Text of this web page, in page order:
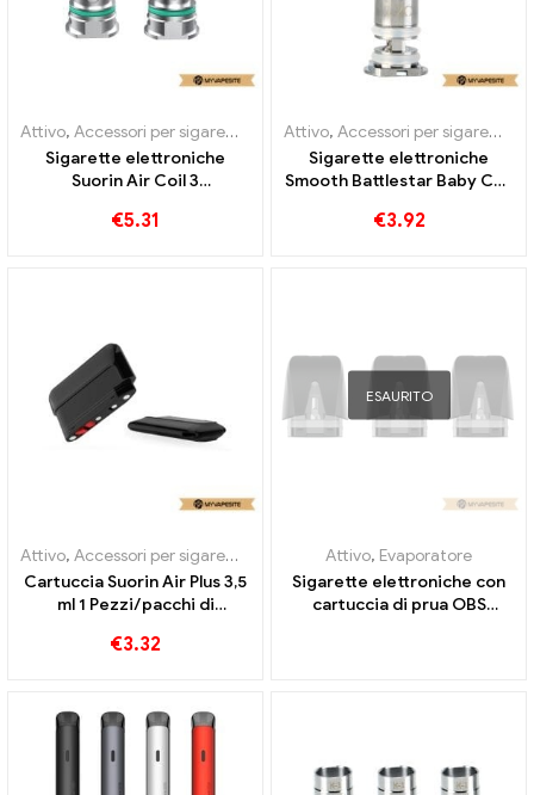
Attivo, Accessori per sigarette elettroniche ,Evaporatore
Sigarette elettroniche
Suorin Air Coil 3
Personalizzato
€5.31
Attivo, Accessori per sigarette elettroniche
Sigarette elettroniche
Smooth Battlestar Baby Coil
€3.92
Attivo, Accessori per sigarette elettroniche ,Evaporatore
Cartuccia Suorin Air Plus 3,5
ml 1 Pezzi/pacchi di
all'ingrosso丨Personalizzato
€3.32
ESAURITO
Attivo, Evaporatore
Sigarette elettroniche con
cartuccia di prua OBS